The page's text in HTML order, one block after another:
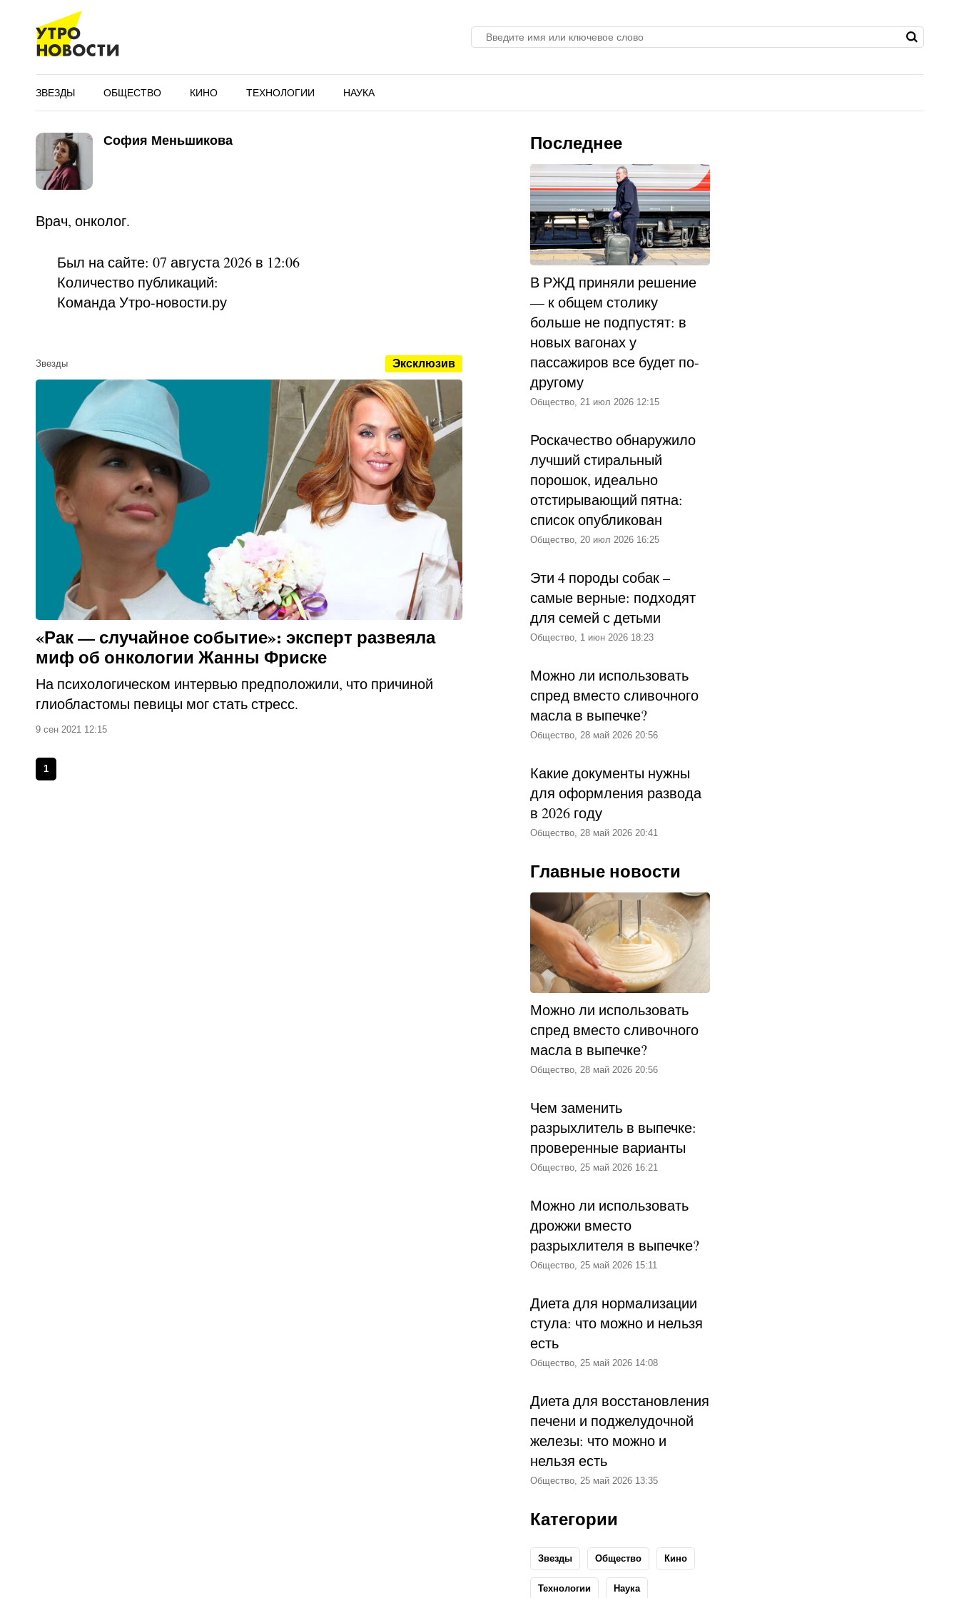
ЗВЕЗДЫ ОБЩЕСТВО КИНО ТЕХНОЛОГИИ НАУКА
София Меньшикова
Врач, онколог.
Был на сайте: 07 августа 2026 в 12:06
Количество публикаций:
Команда Утро-новости.ру
Звезды Эксклюзив
«Рак — случайное событие»: эксперт развеяла
миф об онкологии Жанны Фриске
На психологическом интервью предположили, что причиной
глиобластомы певицы мог стать стресс.
9 сен 2021 12:15
1
Последнее
В РЖД приняли решение
— к общем столику
больше не подпустят: в
новых вагонах у
пассажиров все будет по-
другому
Общество, 21 июл 2026 12:15
Роскачество обнаружило
лучший стиральный
порошок, идеально
отстирывающий пятна:
список опубликован
Общество, 20 июл 2026 16:25
Эти 4 породы собак –
самые верные: подходят
для семей с детьми
Общество, 1 июн 2026 18:23
Можно ли использовать
спред вместо сливочного
масла в выпечке?
Общество, 28 май 2026 20:56
Какие документы нужны
для оформления развода
в 2026 году
Общество, 28 май 2026 20:41
Главные новости
Можно ли использовать
спред вместо сливочного
масла в выпечке?
Общество, 28 май 2026 20:56
Чем заменить
разрыхлитель в выпечке:
проверенные варианты
Общество, 25 май 2026 16:21
Можно ли использовать
дрожжи вместо
разрыхлителя в выпечке?
Общество, 25 май 2026 15:11
Диета для нормализации
стула: что можно и нельзя
есть
Общество, 25 май 2026 14:08
Диета для восстановления
печени и поджелудочной
железы: что можно и
нельзя есть
Общество, 25 май 2026 13:35
Категории
Звезды Общество Кино
Технологии Наука